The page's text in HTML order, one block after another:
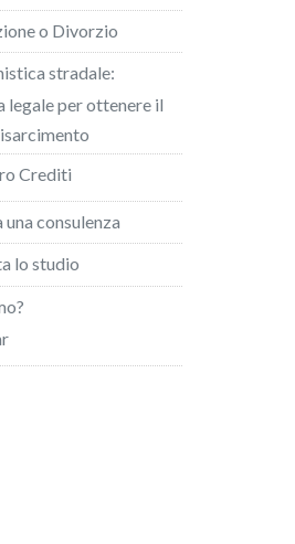
o Divorzio
stradale:
legale per ottenere il
Crediti
una consulenza
lo studio